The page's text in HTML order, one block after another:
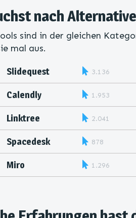
nach
sind in der gleichen
mal aus.
Slidequest 3.136
Calendly 1.953
Linktree 2.041
Spacedesk 878
Miro 1.296